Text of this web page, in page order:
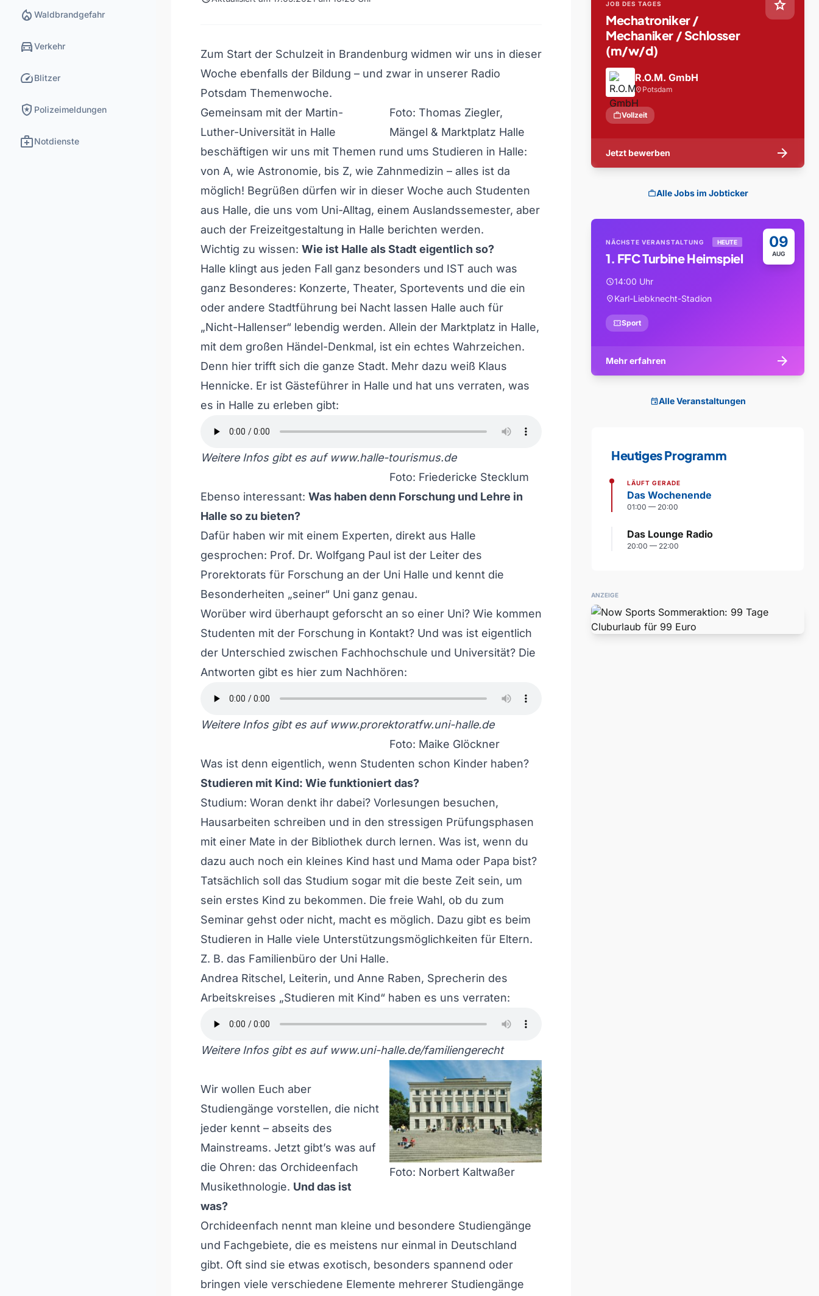
local_fire_department Waldbrandgefahr
directions_carVerkehr
speedBlitzer
local_police Polizeimeldungen
medical_servicesNotdienste
Zum Start der Schulzeit in Brandenburg widmen wir uns in dieser
Woche ebenfalls der Bildung – und zwar in unserer Radio
Potsdam Themenwoche.
Foto: Thomas Ziegler,
Mängel & Marktplatz Halle
Gemeinsam mit der Martin-
Luther-Universität in Halle
beschäftigen wir uns mit Themen rund ums Studieren in Halle:
von A, wie Astronomie, bis Z, wie Zahnmedizin – alles ist da
möglich! Begrüßen dürfen wir in dieser Woche auch Studenten
aus Halle, die uns vom Uni-Alltag, einem Auslandssemester, aber
auch der Freizeitgestaltung in Halle berichten werden.
Wichtig zu wissen: Wie ist Halle als Stadt eigentlich so?
Halle klingt aus jeden Fall ganz besonders und IST auch was
ganz Besonderes: Konzerte, Theater, Sportevents und die ein
oder andere Stadtführung bei Nacht lassen Halle auch für
„Nicht-Hallenser“ lebendig werden. Allein der Marktplatz in Halle,
mit dem großen Händel-Denkmal, ist ein echtes Wahrzeichen.
Denn hier trifft sich die ganze Stadt. Mehr dazu weiß Klaus
Hennicke. Er ist Gästeführer in Halle und hat uns verraten, was
es in Halle zu erleben gibt:
Weitere Infos gibt es auf www.halle-tourismus.de
Foto: Friedericke Stecklum
Ebenso interessant: Was haben denn Forschung und Lehre in
Halle so zu bieten?
Dafür haben wir mit einem Experten, direkt aus Halle
gesprochen: Prof. Dr. Wolfgang Paul ist der Leiter des
Prorektorats für Forschung an der Uni Halle und kennt die
Besonderheiten „seiner“ Uni ganz genau.
Worüber wird überhaupt geforscht an so einer Uni? Wie kommen
Studenten mit der Forschung in Kontakt? Und was ist eigentlich
der Unterschied zwischen Fachhochschule und Universität? Die
Antworten gibt es hier zum Nachhören:
Weitere Infos gibt es auf www.prorektoratfw.uni-halle.de
Foto: Maike Glöckner
Was ist denn eigentlich, wenn Studenten schon Kinder haben?
Studieren mit Kind: Wie funktioniert das?
Studium: Woran denkt ihr dabei? Vorlesungen besuchen,
Hausarbeiten schreiben und in den stressigen Prüfungsphasen
mit einer Mate in der Bibliothek durch lernen. Was ist, wenn du
dazu auch noch ein kleines Kind hast und Mama oder Papa bist?
Tatsächlich soll das Studium sogar mit die beste Zeit sein, um
sein erstes Kind zu bekommen. Die freie Wahl, ob du zum
Seminar gehst oder nicht, macht es möglich. Dazu gibt es beim
Studieren in Halle viele Unterstützungsmöglichkeiten für Eltern.
Z. B. das Familienbüro der Uni Halle.
Andrea Ritschel, Leiterin, und Anne Raben, Sprecherin des
Arbeitskreises „Studieren mit Kind“ haben es uns verraten:
Weitere Infos gibt es auf www.uni-halle.de/familiengerecht
Foto: Norbert Kaltwaßer
Wir wollen Euch aber
Studiengänge vorstellen, die nicht
jeder kennt – abseits des
Mainstreams. Jetzt gibt’s was auf
die Ohren: das Orchideenfach
Musikethnologie. Und das ist
was?
Orchideenfach nennt man kleine und besondere Studiengänge
und Fachgebiete, die es meistens nur einmal in Deutschland
gibt. Oft sind sie etwas exotisch, besonders spannend oder
bringen viele verschiedene Elemente mehrerer Studiengänge
star
JOB DES TAGES
Mechatroniker /
Mechaniker / Schlosser
(m/w/d)
R.O.M. GmbH
location_on Potsdam
workVollzeit
Jetzt bewerben arrow_forward
workAlle Jobs im Jobticker
09
AUG
NÄCHSTE VERANSTALTUNG HEUTE
1. FFC Turbine Heimspiel
schedule14:00 Uhr
location_onKarl-Liebknecht-Stadion
confirmation_numberSport
Mehr erfahren arrow_forward
eventAlle Veranstaltungen
Heutiges Programm
LÄUFT GERADE
Das Wochenende
01:00 — 20:00
Das Lounge Radio
20:00 — 22:00
ANZEIGE